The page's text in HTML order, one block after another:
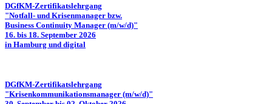
DGfKM-Zertifikatslehrgang
"Notfall- und Krisenmanager bzw.
Business Continuity Manager (m/w/d)"
16. bis 18. September 2026
in Hamburg und digital
DGfKM-Zertifikatslehrgang
"Krisenkommunikationsmanager (m/w/d)"